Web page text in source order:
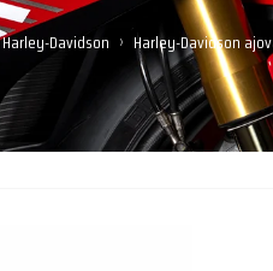
Harley-Davidson › Harley-Davidson